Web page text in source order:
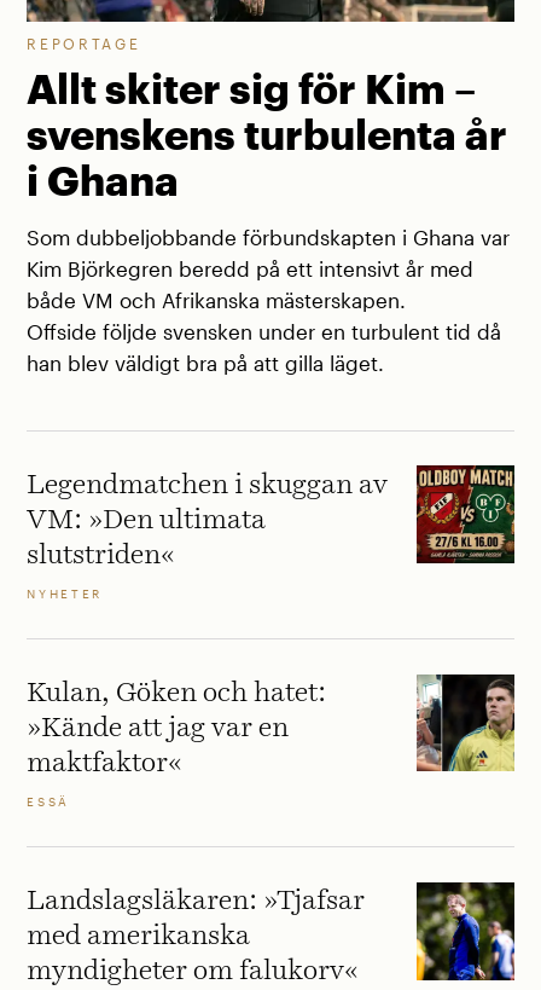
REPORTAGE
Allt skiter sig för Kim –
svenskens turbulenta år
i Ghana
Som dubbeljobbande förbundskapten i Ghana var
Kim Björkegren beredd på ett intensivt år med
både VM och Afrikanska mästerskapen.
Offside följde svensken under en turbulent tid då
han blev väldigt bra på att gilla läget.
Legendmatchen i skuggan av
VM: »Den ultimata
slutstriden«
NYHETER
Kulan, Göken och hatet:
»Kände att jag var en
maktfaktor«
ESSÄ
Landslagsläkaren: »Tjafsar
med amerikanska
myndigheter om falukorv«